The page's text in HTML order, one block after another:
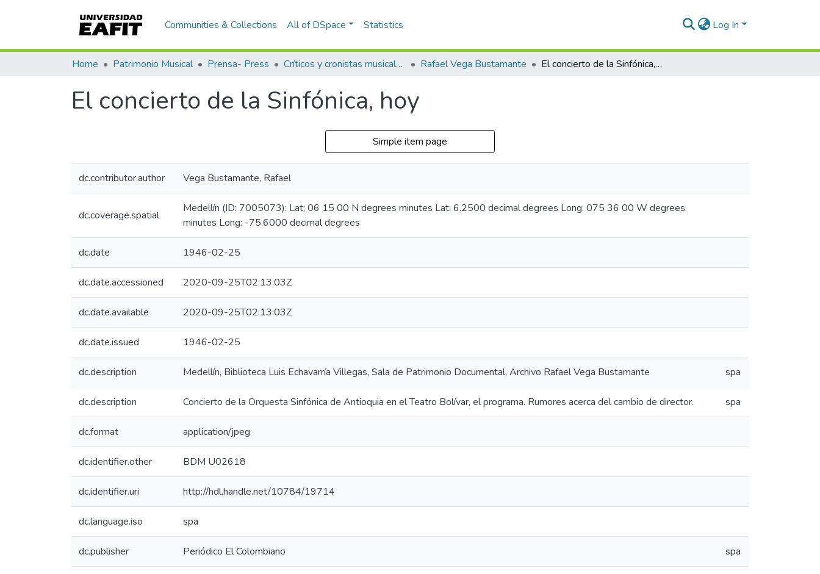
Communities & Collections All of DSpace Statistics Log In
Home Patrimonio Musical Prensa- Press Críticos y cronistas musicales Rafael Vega Bustamante El concierto de la Sinfónica, hoy
El concierto de la Sinfónica, hoy
Simple item page
dc.contributor.author Vega Bustamante, Rafael
dc.coverage.spatial
Medellín (ID: 7005073): Lat: 06 15 00 N degrees minutes Lat: 6.2500 decimal degrees Long: 075 36 00 W degrees
minutes Long: -75.6000 decimal degrees
dc.date 1946-02-25
dc.date.accessioned 2020-09-25T02:13:03Z
dc.date.available 2020-09-25T02:13:03Z
dc.date.issued 1946-02-25
dc.description Medellín, Biblioteca Luis Echavarría Villegas, Sala de Patrimonio Documental, Archivo Rafael Vega Bustamante spa
dc.description Concierto de la Orquesta Sinfónica de Antioquia en el Teatro Bolívar, el programa. Rumores acerca del cambio de director. spa
dc.format application/jpeg
dc.identifier.other BDM U02618
dc.identifier.uri http://hdl.handle.net/10784/19714
dc.language.iso spa
dc.publisher Periódico El Colombiano spa